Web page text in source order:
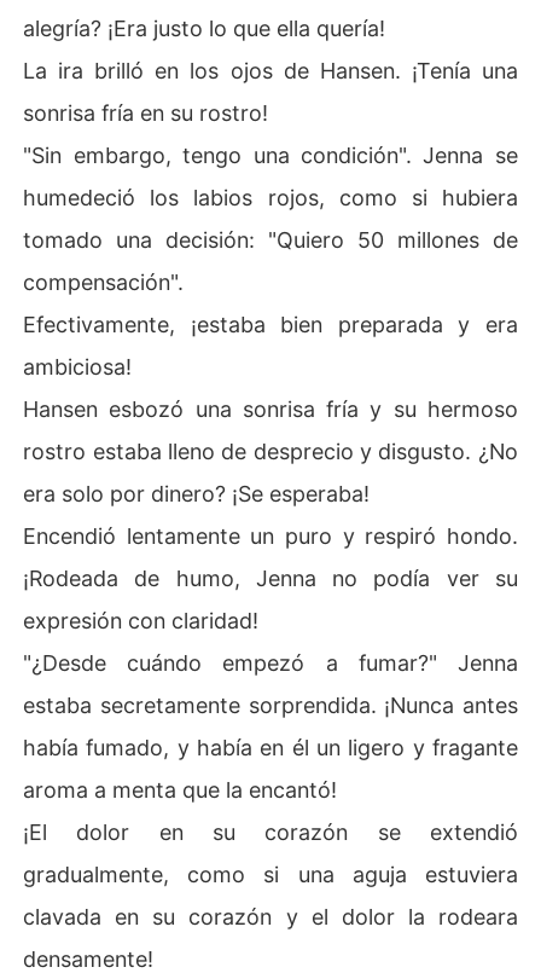
alegría? ¡Era justo lo que ella quería!
La ira brilló en los ojos de Hansen. ¡Tenía una
sonrisa fría en su rostro!
"Sin embargo, tengo una condición". Jenna se
humedeció los labios rojos, como si hubiera
tomado una decisión: "Quiero 50 millones de
compensación".
Efectivamente, ¡estaba bien preparada y era
ambiciosa!
Hansen esbozó una sonrisa fría y su hermoso
rostro estaba lleno de desprecio y disgusto. ¿No
era solo por dinero? ¡Se esperaba!
Encendió lentamente un puro y respiró hondo.
¡Rodeada de humo, Jenna no podía ver su
expresión con claridad!
"¿Desde cuándo empezó a fumar?" Jenna
estaba secretamente sorprendida. ¡Nunca antes
había fumado, y había en él un ligero y fragante
aroma a menta que la encantó!
¡El dolor en su corazón se extendió
gradualmente, como si una aguja estuviera
clavada en su corazón y el dolor la rodeara
densamente!